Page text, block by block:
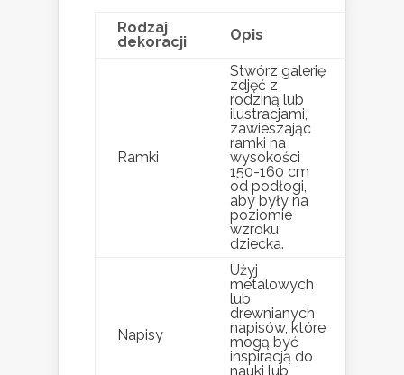
Rodzaj
dekoracji
Opis
Ramki
Stwórz galerię
zdjęć z
rodziną lub
ilustracjami,
zawieszając
ramki na
wysokości
150-160 cm
od podłogi,
aby były na
poziomie
wzroku
dziecka.
Napisy
Użyj
metalowych
lub
drewnianych
napisów, które
mogą być
inspiracją do
nauki lub